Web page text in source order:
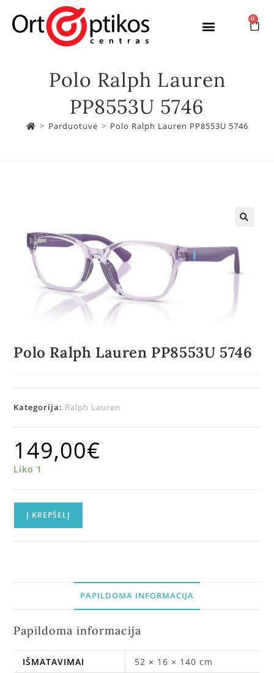
0
Polo Ralph Lauren
PP8553U 5746
> Parduotuvė > Polo Ralph Lauren PP8553U 5746
Polo Ralph Lauren PP8553U 5746
Kategorija: Ralph Lauren
149,00€
Liko 1
Į KREPŠELĮ
PAPILDOMA INFORMACIJA
Papildoma informacija
IŠMATAVIMAI 52 × 16 × 140 cm